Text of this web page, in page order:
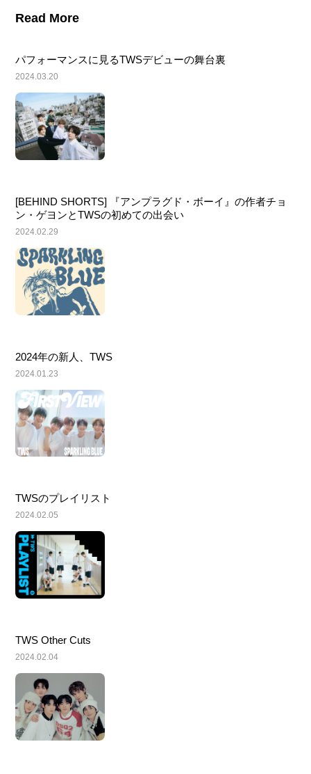
Read More
パフォーマンスに見るTWSデビューの舞台裏
2024.03.20
[BEHIND SHORTS] 『アンプラグド・ボーイ』の作者チョ
ン・ゲヨンとTWSの初めての出会い
2024.02.29
2024年の新人、TWS
2024.01.23
TWSのプレイリスト
2024.02.05
TWS Other Cuts
2024.02.04